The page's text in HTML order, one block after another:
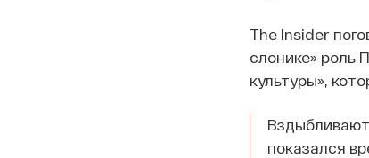
The Insider
слонике» роль
культуры»,
показался